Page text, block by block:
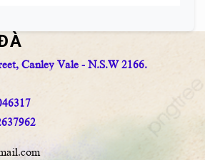
Canley Vale - N.S.W 2166.